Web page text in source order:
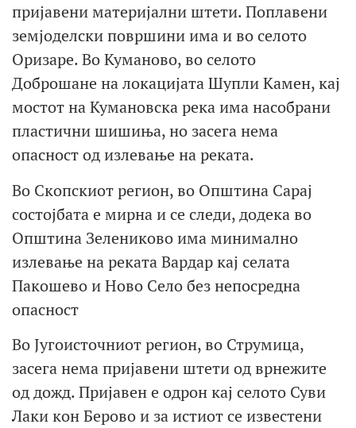
пријавени материјални штети. Поплавени
земјоделски површини има и во селото
Оризаре. Во Куманово, во селото
Доброшане на локацијата Шупли Камен, кај
мостот на Кумановска река има насобрани
пластични шишиња, но засега нема
опасност од излевање на реката.
Во Скопскиот регион, во Општина Сарај
состојбата е мирна и се следи, додека во
Општина Зелениково има минимално
излевање на реката Вардар кај селата
Пакошево и Ново Село без непосредна
опасност
Во Југоисточниот регион, во Струмица,
засега нема пријавени штети од врнежите
од дожд. Пријавен е одрон кај селото Суви
Лаки кон Берово и за истиот се известени